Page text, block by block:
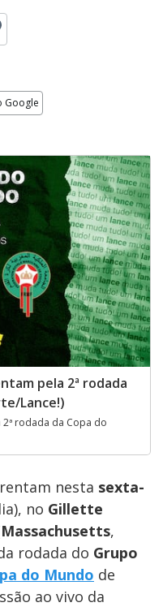
Google
pela 2ª rodada
Lance!)
rodada da Copa do
nesta sexta-
no Gillette
Massachusetts,
rodada do Grupo
do Mundo de
ao vivo da